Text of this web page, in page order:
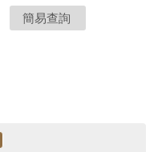
簡易查詢